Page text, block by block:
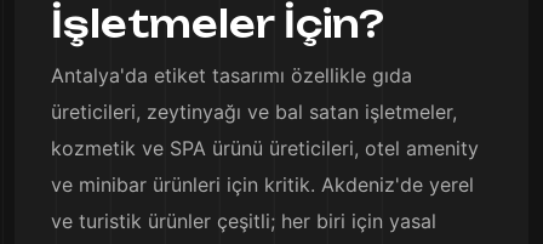
İşletmeler İçin?
Antalya'da etiket tasarımı özellikle gıda
üreticileri, zeytinyağı ve bal satan işletmeler,
kozmetik ve SPA ürünü üreticileri, otel amenity
ve minibar ürünleri için kritik. Akdeniz'de yerel
ve turistik ürünler çeşitli; her biri için yasal